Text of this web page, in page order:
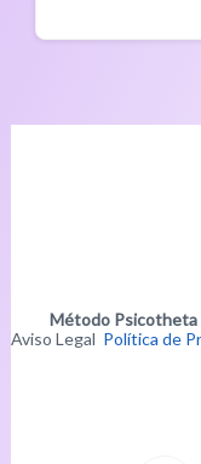
Método
Aviso Legal Política de